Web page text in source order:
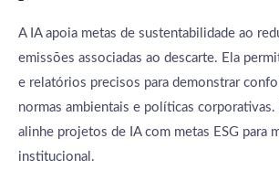
A IA apoia metas de sustentabilidade ao
emissões associadas ao descarte. Ela
e relatórios precisos para demonstrar
normas ambientais e políticas corporativas.
alinhe projetos de IA com metas ESG para
institucional.